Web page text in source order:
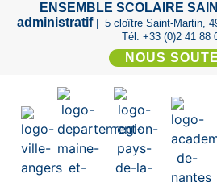
ENSEMBLE SCOLAIRE
administratif
| 5 cloître Saint-Martin,
Tél. +33 (0)2 41 88
NOUS